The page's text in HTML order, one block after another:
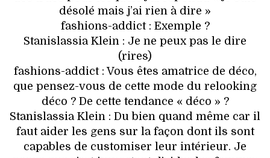
désolé mais j’ai rien à dire »
fashions-addict : Exemple ?
Stanislassia Klein : Je ne peux pas le dire
(rires)
fashions-addict : Vous êtes amatrice de déco,
que pensez-vous de cette mode du relooking
déco ? De cette tendance « déco » ?
Stanislassia Klein : Du bien quand même car il
faut aider les gens sur la façon dont ils sont
capables de customiser leur intérieur. Je